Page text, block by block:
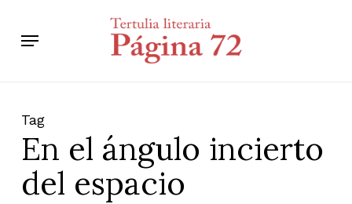
main
Menu
Tag
En el ángulo incierto
del espacio